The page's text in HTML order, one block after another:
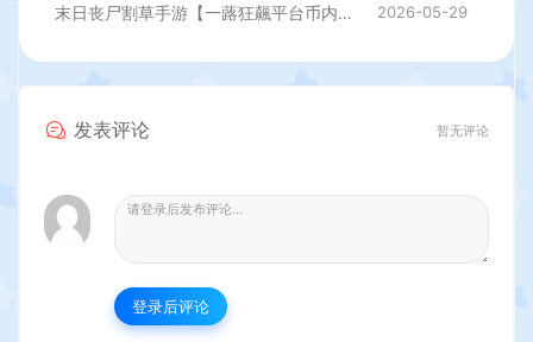
末日丧尸割草手游【一蕗狂飆平台币内购408关版】最新整理单机一键即玩镜像端+Linux手工服务端+多区+网页注册+管理后台+代理后台+商城后台+CDK授权后台+安卓苹果双端+详细搭建教程 2026-05-29
发表评论 暂无评论
登录后评论